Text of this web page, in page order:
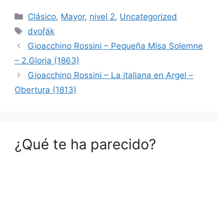
Categorías
Clásico, Mayor, nivel 2, Uncategorized
Etiquetas
dvořák
Gioacchino Rossini – Pequeña Misa Solemne
– 2.Gloria (1863)
Gioacchino Rossini – La italiana en Argel –
Obertura (1813)
¿Qué te ha parecido?